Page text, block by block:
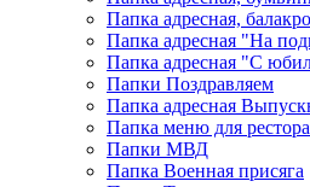
Папка адресная,
Папка адресная "На
Папка адресная "C
Папки Поздравляем
Папка адресная
Папка меню для
Папки МВД
Папка Военная присяга